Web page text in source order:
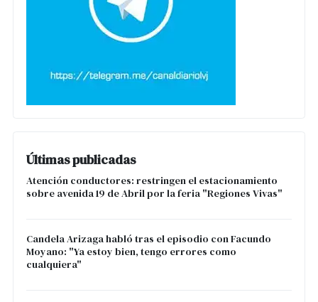
Últimas publicadas
Atención conductores: restringen el estacionamiento
sobre avenida 19 de Abril por la feria "Regiones Vivas"
Candela Arizaga habló tras el episodio con Facundo
Moyano: "Ya estoy bien, tengo errores como
cualquiera"